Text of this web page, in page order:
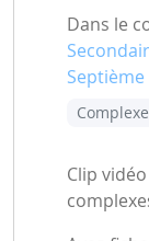
Dans le
Clip